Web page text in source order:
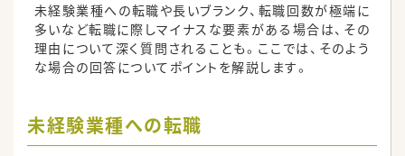
未経験業種への転職や長いブランク、転職回数が極端に
多いなど転職に際しマイナスな要素がある場合は、その
理由について深く質問されることも。ここでは、そのよう
な場合の回答についてポイントを解説します。
未経験業種への転職